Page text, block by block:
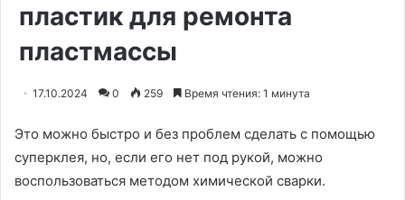
пластик для ремонта
пластмассы
17.10.2024 0 259 Время чтения: 1 минута
Это можно быстро и без проблем сделать с помощью
суперклея, но, если его нет под рукой, можно
воспользоваться методом химической сварки.